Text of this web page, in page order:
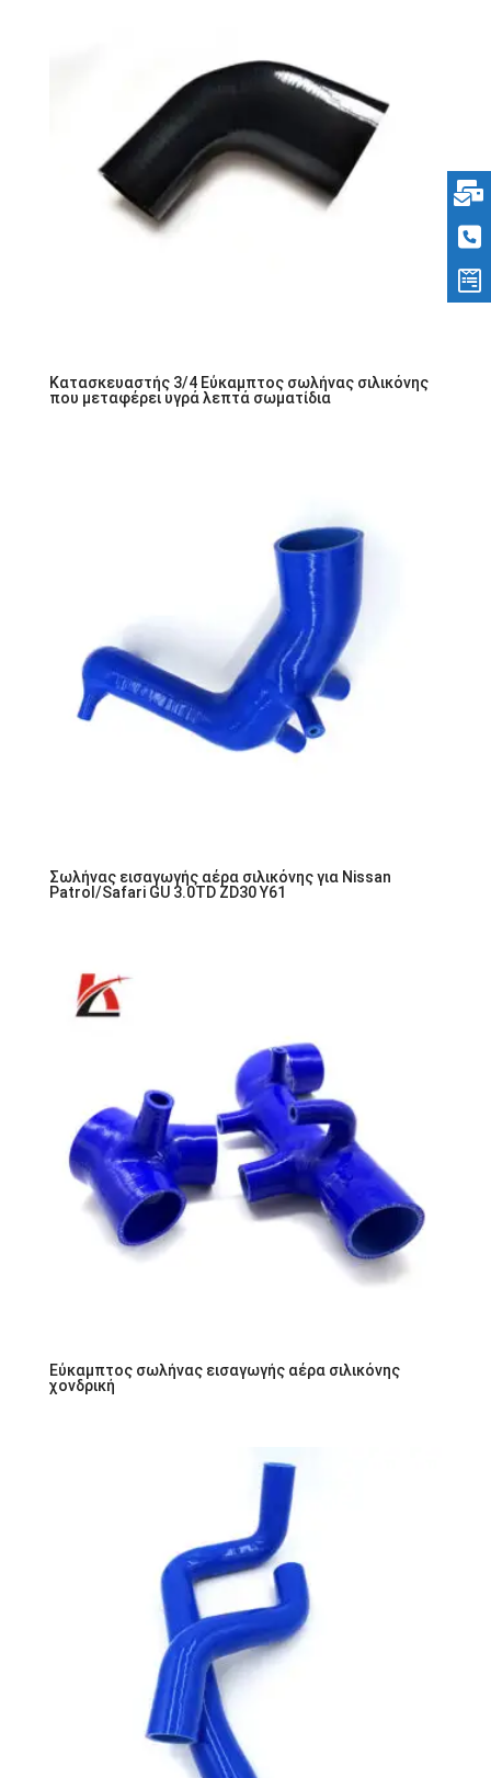
Κατασκευαστής 3/4 Εύκαμπτος σωλήνας σιλικόνης
που μεταφέρει υγρά λεπτά σωματίδια
Σωλήνας εισαγωγής αέρα σιλικόνης για Nissan
Patrol/Safari GU 3.0TD ZD30 Y61
Εύκαμπτος σωλήνας εισαγωγής αέρα σιλικόνης
χονδρική